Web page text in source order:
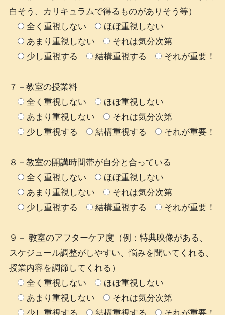
白そう、カリキュラムで得るものがありそう等）
全く重視しない
ほぼ重視しない
あまり重視しない
それは気分次第
少し重視する
結構重視する それが重要！
７－教室の授業料
全く重視しない
ほぼ重視しない
あまり重視しない
それは気分次第
少し重視する
結構重視する それが重要！
８－教室の開講時間帯が自分と合っている
全く重視しない
ほぼ重視しない
あまり重視しない
それは気分次第
少し重視する
結構重視する それが重要！
９－ 教室のアフターケア度（例：特典映像がある、
スケジュール調整がしやすい、悩みを聞いてくれる、
授業内容を調節してくれる）
全く重視しない
ほぼ重視しない
あまり重視しない
それは気分次第